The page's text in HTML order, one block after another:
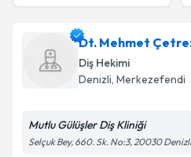
Dt. Mehmet
Diş Hekimi
Denizli, Merkezefendi
Mutlu Gülüşler Diş Kliniği
Selçuk Bey, 660. Sk. No:3, 20030